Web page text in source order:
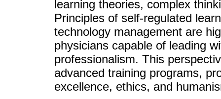
learning theories, complex
Principles of self-regulated
technology management are
physicians capable of leading
professionalism. This
advanced training programs,
excellence, ethics, and